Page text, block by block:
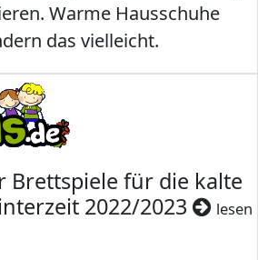
Warme Hausschuhe
das vielleicht.
Brettspiele für die kalte
2022/2023
lesen